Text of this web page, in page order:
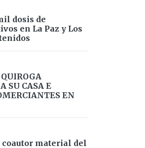
dosis de
en La Paz y Los
SU CASA E
EN
material del